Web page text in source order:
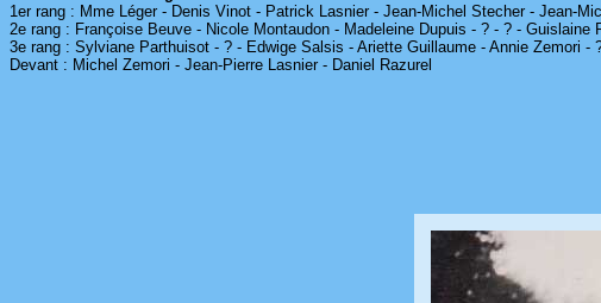
1er rang : Mme Léger - Denis Vinot - Patrick Lasnier - Jean-Michel Stecher - Jean-
2e rang : Françoise Beuve - Nicole Montaudon - Madeleine Dupuis - ? - ? - Guislaine
3e rang : Sylviane Parthuisot - ? - Edwige Salsis - Ariette Guillaume - Annie Zemori -
Devant : Michel Zemori - Jean-Pierre Lasnier - Daniel Razurel